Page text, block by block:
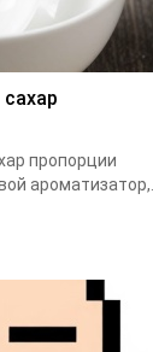
пропорции
ароматизатор,...